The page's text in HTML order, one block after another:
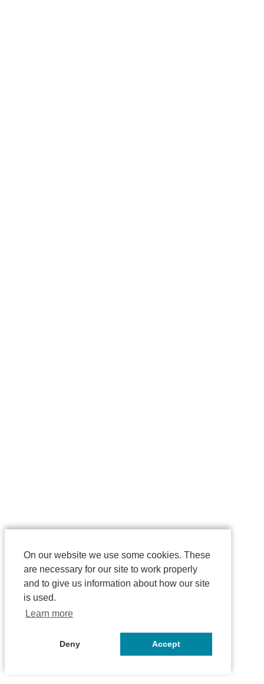
On our website we use some cookies. These
are necessary for our site to work properly
and to give us information about how our site
is used.
Learn more
Deny Accept